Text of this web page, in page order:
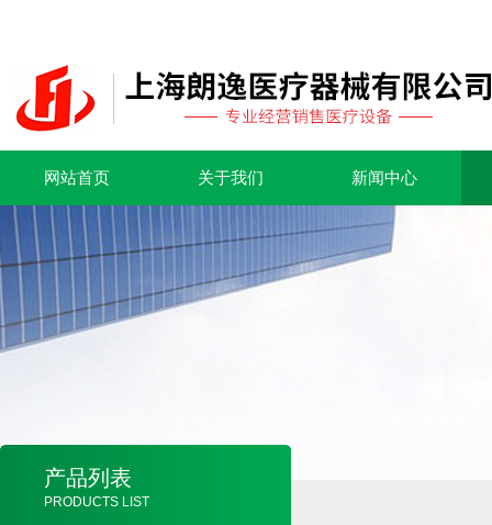
网站首页 关于我们 新闻中心
产品列表
PRODUCTS LIST